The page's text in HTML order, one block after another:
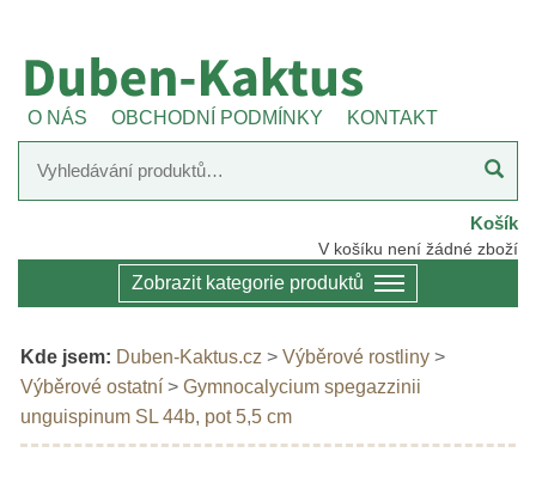
O NÁS OBCHODNÍ PODMÍNKY KONTAKT
Košík
V košíku není žádné zboží
Zobrazit kategorie produktů
Kde jsem: Duben-Kaktus.cz > Výběrové rostliny >
Výběrové ostatní > Gymnocalycium spegazzinii
unguispinum SL 44b, pot 5,5 cm